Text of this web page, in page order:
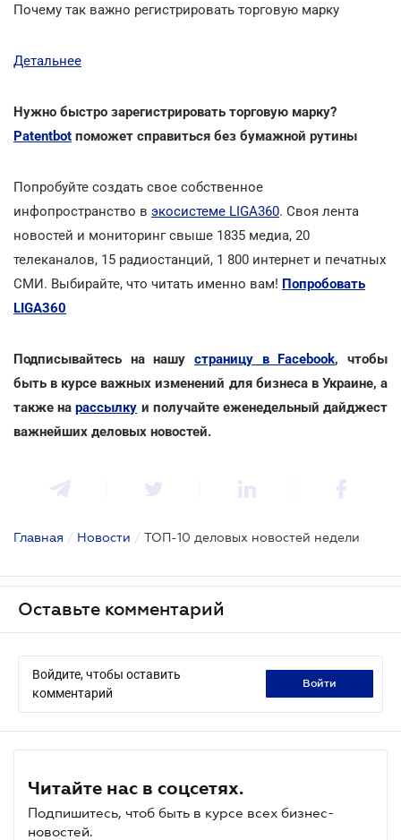
Почему так важно регистрировать торговую марку
Детальнее
Нужно быстро зарегистрировать торговую марку?
Patentbot поможет справиться без бумажной рутины
Попробуйте создать свое собственное
инфопространство в экосистеме LIGA360. Своя лента
новостей и мониторинг свыше 1835 медиа, 20
телеканалов, 15 радиостанций, 1 800 интернет и печатных
СМИ. Выбирайте, что читать именно вам! Попробовать
LIGA360
Подписывайтесь на нашу страницу в Facebook, чтобы
быть в курсе важных изменений для бизнеса в Украине, а
также нарассылку и получайте еженедельный дайджест
важнейших деловых новостей.
Главная / Новости / ТОП-10 деловых новостей недели
Оставьте комментарий
Войдите, чтобы оставить
комментарий
войти
Читайте нас в соцсетях.
Подпишитесь, чтоб быть в курсе всех бизнес-
новостей.